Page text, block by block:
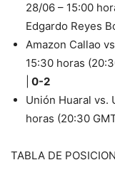
28/06 – 15:00
Edgardo Reyes
Amazon Callao
15:30 horas
0-2
Unión Huaral vs.
horas (20:30
TABLA DE